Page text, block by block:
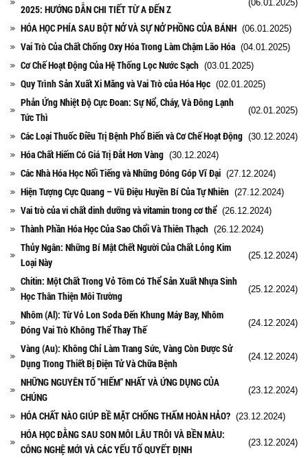
2025: HƯỚNG DẪN CHI TIẾT TỪ A ĐẾN Z
(06.01.2025)
HÓA HỌC PHÍA SAU BỘT NỞ VÀ SỰ NỞ PHỒNG CỦA BÁNH (06.01.2025)
Vai Trò Của Chất Chống Oxy Hóa Trong Làm Chậm Lão Hóa (04.01.2025)
Cơ Chế Hoạt Động Của Hệ Thống Lọc Nước Sạch (03.01.2025)
Quy Trình Sản Xuất Xi Măng và Vai Trò của Hóa Học (02.01.2025)
Phản Ứng Nhiệt Độ Cực Đoan: Sự Nổ, Cháy, Và Đông Lạnh
Tức Thì
(02.01.2025)
Các Loại Thuốc Điều Trị Bệnh Phổ Biến và Cơ Chế Hoạt Động (30.12.2024)
Hóa Chất Hiếm Có Giá Trị Đắt Hơn Vàng (30.12.2024)
Các Nhà Hóa Học Nổi Tiếng và Những Đóng Góp Vĩ Đại (27.12.2024)
Hiện Tượng Cực Quang – Vũ Điệu Huyền Bí Của Tự Nhiên (27.12.2024)
Vai trò của vi chất dinh dưỡng và vitamin trong cơ thể (26.12.2024)
Thành Phần Hóa Học Của Sao Chổi Và Thiên Thạch (26.12.2024)
Thủy Ngân: Những Bí Mật Chết Người Của Chất Lỏng Kim
Loại Này
(25.12.2024)
Chitin: Một Chất Trong Vỏ Tôm Có Thể Sản Xuất Nhựa Sinh
Học Thân Thiện Môi Trường
(25.12.2024)
Nhôm (Al): Từ Vỏ Lon Soda Đến Khung Máy Bay, Nhôm
Đóng Vai Trò Không Thể Thay Thế
(24.12.2024)
Vàng (Au): Không Chỉ Làm Trang Sức, Vàng Còn Được Sử
Dụng Trong Thiết Bị Điện Tử Và Chữa Bệnh
(24.12.2024)
NHỮNG NGUYÊN TỐ "HIẾM" NHẤT VÀ ỨNG DỤNG CỦA
CHÚNG
(23.12.2024)
HÓA CHẤT NÀO GIÚP BỀ MẶT CHỐNG THẤM HOÀN HẢO? (23.12.2024)
HÓA HỌC ĐẰNG SAU SON MÔI LÂU TRÔI VÀ BỀN MÀU:
CÔNG NGHỆ MỚI VÀ CÁC YẾU TỐ QUYẾT ĐỊNH
(23.12.2024)